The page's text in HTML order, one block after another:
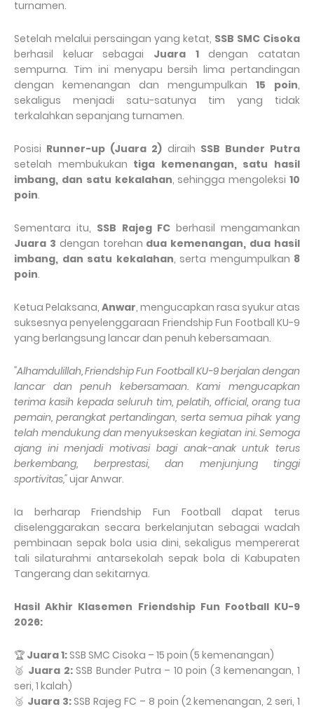
turnamen.
Setelah melalui persaingan yang ketat, SSB SMC Cisoka
berhasil keluar sebagai Juara 1dengan catatan
sempurna. Tim ini menyapu bersih lima pertandingan
dengan kemenangan dan mengumpulkan 15 poin,
sekaligus menjadi satu-satunya tim yang tidak
terkalahkan sepanjang turnamen.
Posisi Runner-up (Juara 2) diraih SSB Bunder Putra
setelah membukukan tiga kemenangan, satu hasil
imbang, dan satu kekalahan, sehingga mengoleksi 10
poin.
Sementara itu, SSB Rajeg FC berhasil mengamankan
Juara 3 dengan torehan dua kemenangan, dua hasil
imbang, dan satu kekalahan, serta mengumpulkan 8
poin.
Ketua Pelaksana, Anwar, mengucapkan rasa syukur atas
suksesnya penyelenggaraan Friendship Fun Football KU-9
yang berlangsung lancar dan penuh kebersamaan.
"Alhamdulillah, Friendship Fun Football KU-9 berjalan dengan
lancar dan penuh kebersamaan. Kami mengucapkan
terima kasih kepada seluruh tim, pelatih, official, orang tua
pemain, perangkat pertandingan, serta semua pihak yang
telah mendukung dan menyukseskan kegiatan ini. Semoga
ajang ini menjadi motivasi bagi anak-anak untuk terus
berkembang, berprestasi, dan menjunjung tinggi
sportivitas,"ujar Anwar.
Ia berharap Friendship Fun Football dapat terus
diselenggarakan secara berkelanjutan sebagai wadah
pembinaan sepak bola usia dini, sekaligus mempererat
tali silaturahmi antarsekolah sepak bola di Kabupaten
Tangerang dan sekitarnya.
Hasil Akhir Klasemen Friendship Fun Football KU-9
2026:
🏆 Juara 1:SSB SMC Cisoka – 15 poin (5 kemenangan)
🥈 Juara 2:SSB Bunder Putra – 10 poin (3 kemenangan, 1
seri, 1 kalah)
🥉 Juara 3:SSB Rajeg FC – 8 poin (2 kemenangan, 2 seri, 1